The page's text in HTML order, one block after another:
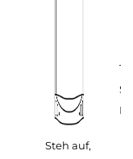
Steh auf,
T-